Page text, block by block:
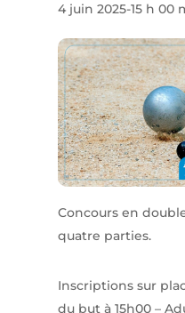
4 juin 2025-15 h 00
Concours en
quatre parties.
Inscriptions sur
du but à 15h00 –